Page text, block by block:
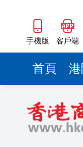
手機版 客戶端
首頁 港